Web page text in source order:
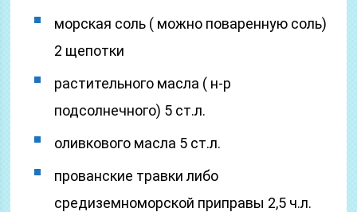
морская соль ( можно поваренную соль)
2 щепотки
растительного масла ( н-р
подсолнечного) 5 ст.л.
оливкового масла 5 ст.л.
прованские травки либо
средиземноморской приправы 2,5 ч.л.